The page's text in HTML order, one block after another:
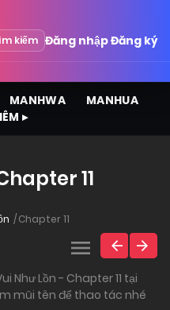
kiếm Đăng nhậpĐăng ký
MANHWA
MANHUA
▸
11
Chapter 11
Như Lồn - Chapter 11 tại
mũi tên để thao tác nhé